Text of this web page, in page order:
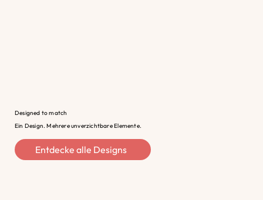
Designed to match
Ein Design. Mehrere unverzichtbare Elemente.
Entdecke alle Designs